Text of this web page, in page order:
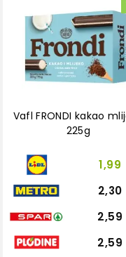
Vafl FRONDI kakao
225g
1,99
2,30
2,59
2,59